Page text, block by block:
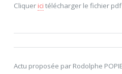
Cliquerici télécharger le fichier pdf
Actu proposée par Rodolphe